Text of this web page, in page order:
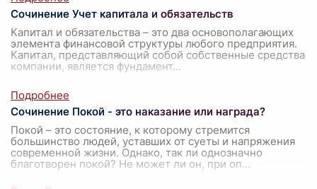
Сочинение Учет капитала и обязательств
Капитал и обязательства – это два основополагающих
элемента финансовой структуры любого предприятия.
Капитал, представляющий собой собственные средства
компании, является фундамент...
Сочинение Покой - это наказание или награда?
Покой – это состояние, к которому стремится
большинство людей, уставших от суеты и напряжения
современной жизни. Однако, так ли однозначно
благотворен покой? Не может ли он, при оп...